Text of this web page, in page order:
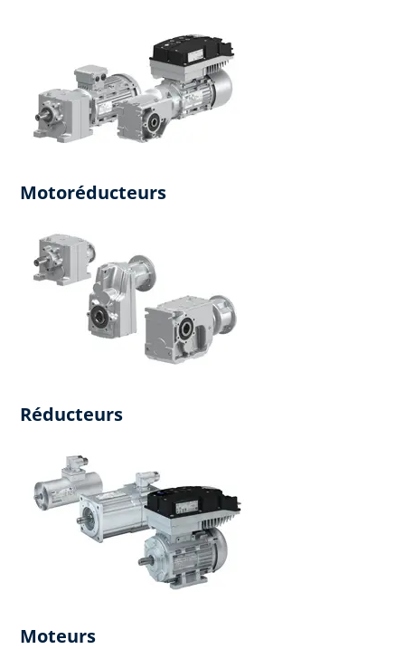
Motoréducteurs
Réducteurs
Moteurs